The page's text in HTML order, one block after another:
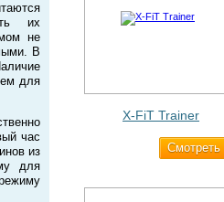
их
не
В
для
час
из
для
X-FiT Trainer
Cмотреть